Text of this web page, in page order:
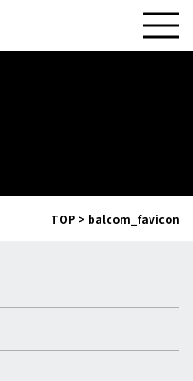
TOP > balcom_favicon